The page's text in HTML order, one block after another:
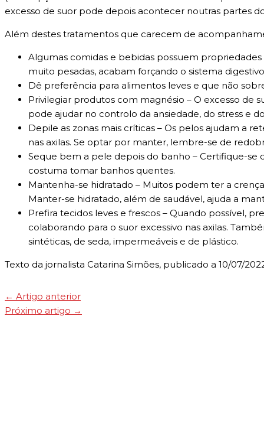
excesso de suor pode depois acontecer noutras partes
Além destes tratamentos que carecem de
Algumas comidas e bebidas possuem
muito pesadas, acabam forçando o sistema
Dê preferência para alimentos leves e que não
Privilegiar produtos com magnésio – O excesso
pode ajudar no controlo da ansiedade, do stress e
Depile as zonas mais críticas – Os pelos ajudam a
nas axilas. Se optar por manter, lembre-se de
Seque bem a pele depois do banho – Certifique-
costuma tomar banhos quentes.
Mantenha-se hidratado – Muitos podem ter a
Manter-se hidratado, além de saudável, ajuda a
Prefira tecidos leves e frescos – Quando possível,
colaborando para o suor excessivo nas axilas.
sintéticas, de seda, impermeáveis e de plástico.
Texto da jornalista Catarina Simões, publicado a 10/07/
← Artigo anterior
Próximo artigo →